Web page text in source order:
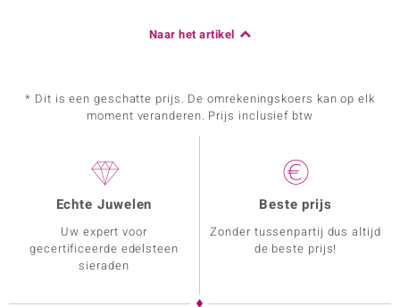
Naar het artikel
* Dit is een geschatte prijs. De omrekeningskoers kan op elk
moment veranderen. Prijs inclusief btw
Echte Juwelen
Uw expert voor
gecertificeerde edelsteen
sieraden
Beste prijs
Zonder tussenpartij dus altijd
de beste prijs!